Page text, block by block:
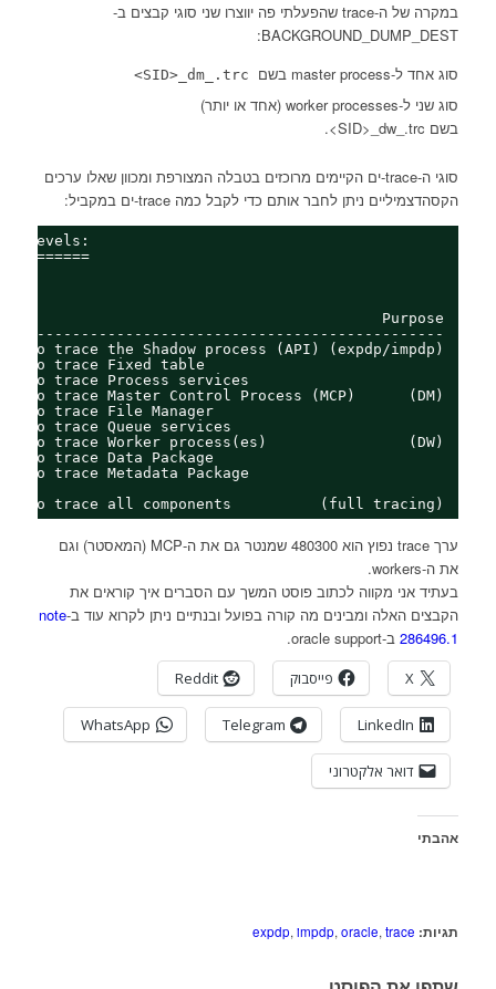
במקרה של ה-trace שהפעלתי פה יווצרו שני סוגי קבצים ב-
BACKGROUND_DUMP_DEST:
סוג אחד ל-master process בשם
.trc>
סוג שני ל-worker processes (אחד או יותר)
בשם SID>_dw .trc>.
סוגי ה-trace-ים הקיימים מרוכזים בטבלה המצורפת ומכוון שאלו ערכים
הקסהדצמיליים ניתן לחבר אותם כדי לקבל כמה trace-ים במקביל:
levels:
Purpose
-----------------------------------------------
To trace the Shadow process (API) (expdp/impdp)
To trace Fixed table
To trace Process services
To trace Master Control Process (MCP)      (DM)
To trace File Manager
To trace Queue services
To trace Worker process(es)                (DW)
To trace Data Package
To trace Metadata Package
To trace all components          (full tracing)
ערך trace נפוץ הוא 480300 שמנטר גם את ה-MCP (המאסטר) וגם
את ה-workers.
בעתיד אני מקווה לכתוב פוסט המשך עם הסברים איך קוראים את
הקבצים האלה ומבינים מה קורה בפועל ובנתיים ניתן לקרוא עוד ב-note
286496.1ב-oracle support.
X פייסבוק Reddit
LinkedIn
Telegram
WhatsApp
דואר אלקטרוני
אהבתי
תגיות: expdp,impdp,oracle,trace